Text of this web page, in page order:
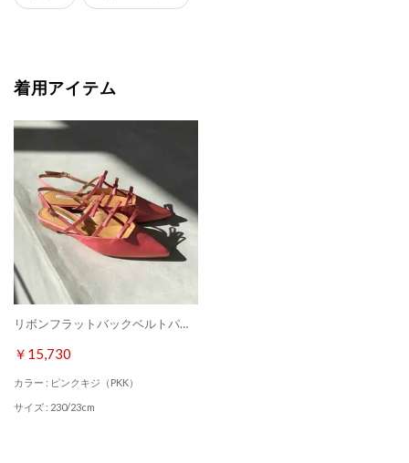
着用アイテム
リボンフラットバックベルトパンプス （ピンクキジ）
￥15,730
カラー : ピンクキジ（PKK）
サイズ : 230/23cm